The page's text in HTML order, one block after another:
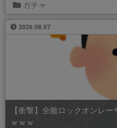
ガチャ
2026.08.07
【衝撃】全敵ロックオンレ
ｗｗｗ